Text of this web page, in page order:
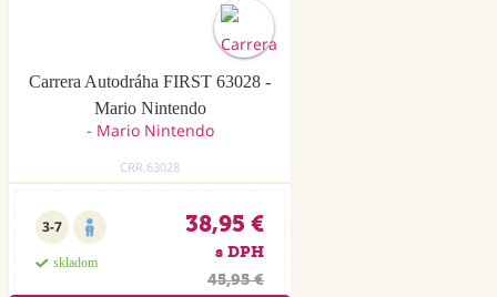
Carrera Autodráha FIRST 63028 -
Mario Nintendo
CRR.63028
3-7
skladom
38,95 €
s DPH
45,95 €